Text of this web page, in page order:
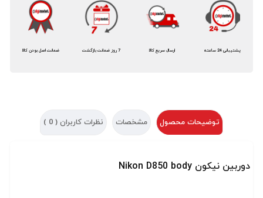
ضمانت اصل بودن کالا 7 روز ضمانت بازگشت ارسال سریع کالا پشتیبانی 24 ساعته
توضیحات محصول مشخصات نظرات کاربران ( 0
)
دوربین نیکون Nikon D850 body